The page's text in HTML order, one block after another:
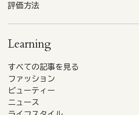
評価方法
Learning
すべての記事を見る
ファッション
ビューティー
ニュース